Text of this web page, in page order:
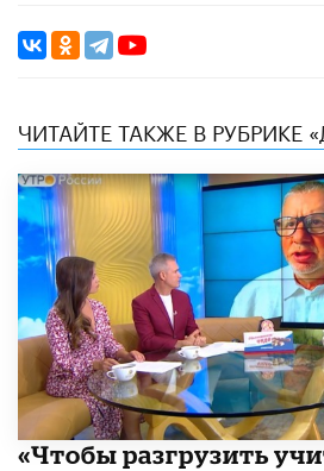
ЧИТАЙТЕ ТАКЖЕ В РУБРИКЕ
«Чтобы разгрузить